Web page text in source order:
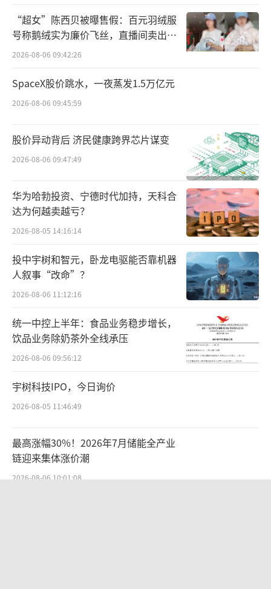
一度超过65%。
随后，通过向控股股东收购或接受其赠与
章贡酒业等业务实体收入麾下。步步为营，终
成最年轻的白酒上市公司。
巅峰时期，该公司涉足酱香、浓香、果
酒、小酒等多个细分赛道，品牌包括天青、君
道、高酱、军星、军辉、君澜、十七光年、最
酒等，覆盖高中低多个档次。
2019年，上市公司名称从“上海岩石企业
限公司”。
但是，因为与贵州贵酒的诉讼，以及这家
上市公司的“精彩”过往，上市公司证券简称
的变更，迟迟未能得到核准。
大家可能并不熟悉“岩石股份”这个名
字，但大概率听说过“匹凸匹”；在此之前，
它还分别叫过“豪盛股份”、“利嘉股
死鸟”；又数次遭遇爆炒，几度成为“妖
股”。
“超女”陈西贝被曝售假：百元羽绒服
号称鹅绒实为廉价飞丝，直播间卖出超
百万元
2026-08-06 09:42:26
SpaceX股价跳水，一夜蒸发1.5万亿元
2026-08-06 09:45:59
股价异动背后 济民健康跨界芯片谋变
2026-08-06 09:47:49
华为哈勃投资、宁德时代加持，天科合
达为何越卖越亏？
2026-08-05 14:16:14
投中宇树和智元，卧龙电驱能否靠机器
人叙事“改命”？
2026-08-06 11:12:16
统一中控上半年：食品业务稳步增长，
饮品业务除奶茶外全线承压
2026-08-06 09:56:12
宇树科技IPO，今日询价
2026-08-05 11:46:49
最高涨幅30%！2026年7月储能全产业
链迎来集体涨价潮
2026-08-06 10:01:08